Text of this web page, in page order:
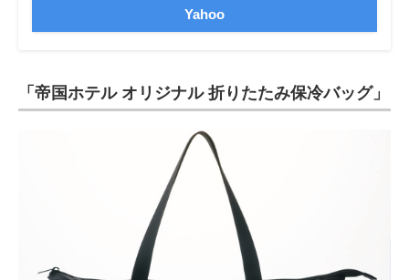
Yahoo
「帝国ホテル オリジナル 折りたたみ保冷バッグ」